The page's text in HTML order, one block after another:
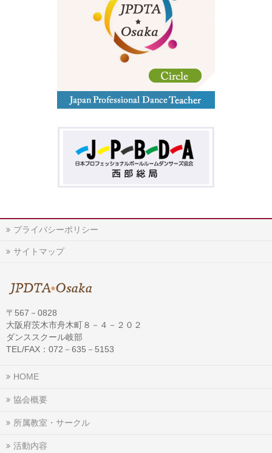
プライバシーポリシー
サイトマップ
〒567－0828
大阪府茨木市舟木町８－４－２０２
ダンススクール岐部
TEL/FAX：072－635－5153
HOME
協会概要
所属教室・サークル
活動内容